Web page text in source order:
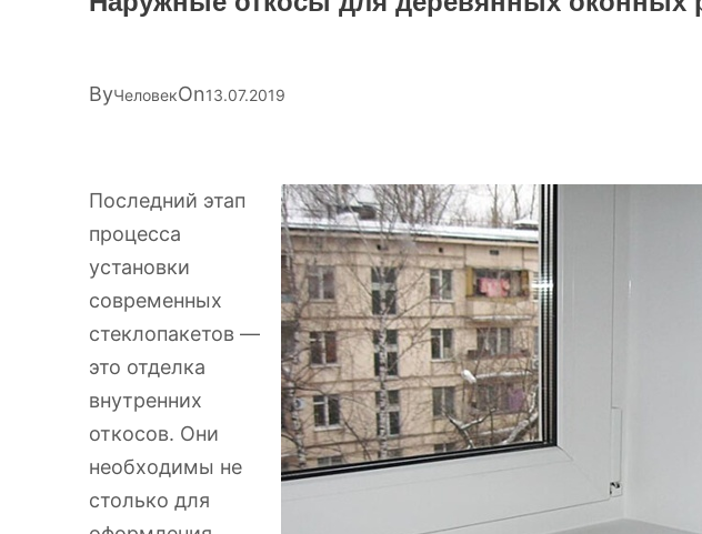
ByЧеловекOn13.07.2019
Последний этап
процесса
установки
современных
стеклопакетов —
это отделка
внутренних
откосов. Они
необходимы не
столько для